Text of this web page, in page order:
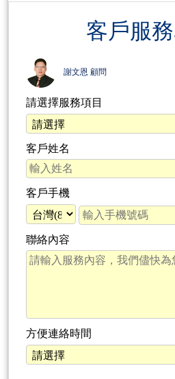
客戶服
謝文恩 顧問
請選擇服務項目
客戶姓名
客戶手機
聯絡內容
方便連絡時間